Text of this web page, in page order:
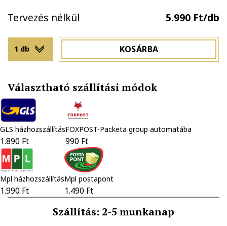
Tervezés nélkül 5.990 Ft/db
1 db KOSÁRBA
Választható szállítási módok
GLS házhozszállítás
1.890 Ft
FOXPOST-Packeta group automatába
990 Ft
Mpl házhozszállítás
1.990 Ft
Mpl postapont
1.490 Ft
Szállítás: 2-5 munkanap